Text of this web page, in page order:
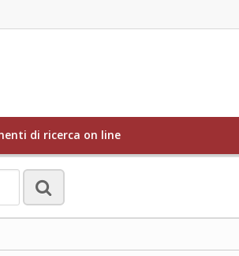
di ricerca on line